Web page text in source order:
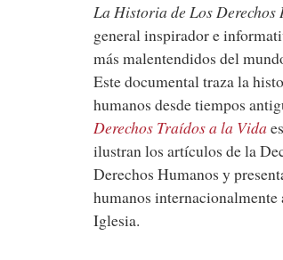
La Historia de Los Derechos
general inspirador e
más malentendidos del
Este documental traza la
humanos desde tiempos
Derechos Traídos a la Vida
ilustran los artículos de la
Derechos Humanos y
humanos
Iglesia.